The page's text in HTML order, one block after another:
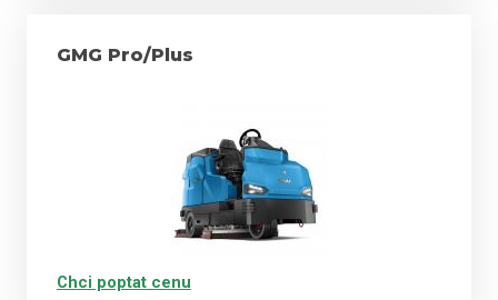
GMG Pro/Plus
Chci poptat cenu